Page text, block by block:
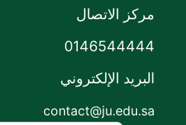
مركز الاتصال
0146544444
البريد الإلكتروني
contact@ju.edu.sa